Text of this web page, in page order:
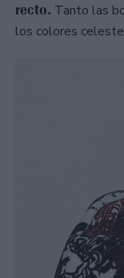
recto. Tanto las
los colores